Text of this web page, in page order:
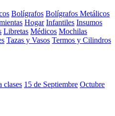
Bolígrafos Bolígrafos Metálicos
Hogar Infantiles Insumos
Libretas Médicos Mochilas
Tazas y Vasos Termos y Cilindros
clases 15 de Septiembre Octubre